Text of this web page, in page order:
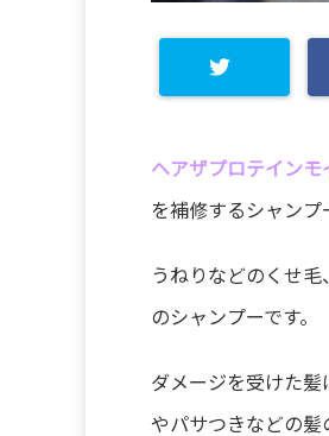
ヘアザプロテインモ
を補修するシャンプ
うねりなどのくせ
のシャンプーです。
ダメージを受けた
やパサつきなどの髪